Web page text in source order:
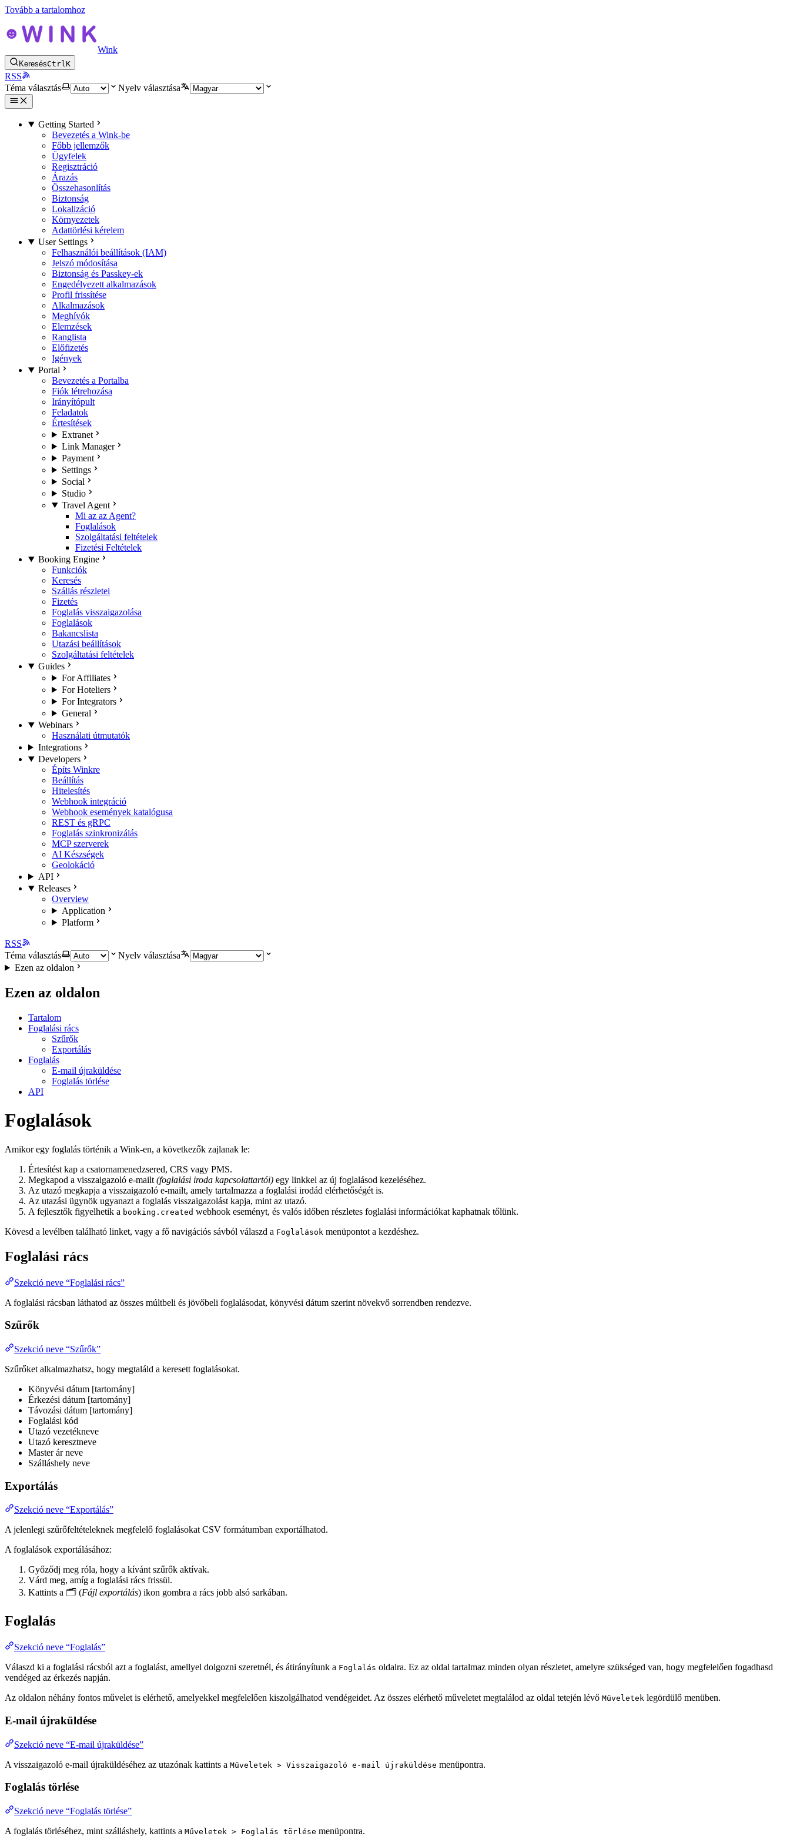
Tovább a tartalomhoz
Wink
KeresésCtrlK
RSS
Téma választás
Nyelv választása
Getting Started
Bevezetés a Wink-be
Főbb jellemzők
Ügyfelek
Regisztráció
Árazás
Összehasonlítás
Biztonság
Lokalizáció
Környezetek
Adattörlési kérelem
User Settings
Felhasználói beállítások (IAM)
Jelszó módosítása
Biztonság és Passkey-ek
Engedélyezett alkalmazások
Profil frissítése
Alkalmazások
Meghívók
Elemzések
Ranglista
Előfizetés
Igények
Portal
Bevezetés a Portalba
Fiók létrehozása
Irányítópult
Feladatok
Értesítések
Extranet
Link Manager
Payment
Settings
Social
Studio
Travel Agent
Mi az az Agent?
Foglalások
Szolgáltatási feltételek
Fizetési Feltételek
Booking Engine
Funkciók
Keresés
Szállás részletei
Fizetés
Foglalás visszaigazolása
Foglalások
Bakancslista
Utazási beállítások
Szolgáltatási feltételek
Guides
For Affiliates
For Hoteliers
For Integrators
General
Webinars
Használati útmutatók
Integrations
Developers
Építs Winkre
Beállítás
Hitelesítés
Webhook integráció
Webhook események katalógusa
REST és gRPC
Foglalás szinkronizálás
MCP szerverek
AI Készségek
Geolokáció
API
Releases
Overview
Application
Platform
RSS
Téma választás
Nyelv választása
Ezen az oldalon
Ezen az oldalon
Tartalom
Foglalási rács
Szűrők
Exportálás
Foglalás
E-mail újraküldése
Foglalás törlése
API
Foglalások
Amikor egy foglalás történik a Wink-en, a következők zajlanak le:
Értesítést kap a csatornamenedzsered, CRS vagy PMS.
Megkapod a visszaigazoló e-mailt (foglalási iroda kapcsolattartói) egy linkkel az új foglalásod kezeléséhez.
Az utazó megkapja a visszaigazoló e-mailt, amely tartalmazza a foglalási irodád elérhetőségét is.
Az utazási ügynök ugyanazt a foglalás visszaigazolást kapja, mint az utazó.
A fejlesztők figyelhetik a booking.created webhook eseményt, és valós időben részletes foglalási információkat kaphatnak tőlünk.
Kövesd a levélben található linket, vagy a fő navigációs sávból válaszd a Foglalások menüpontot a kezdéshez.
Foglalási rács
Szekció neve “Foglalási rács”
A foglalási rácsban láthatod az összes múltbeli és jövőbeli foglalásodat, könyvési dátum szerint növekvő sorrendben rendezve.
Szűrők
Szekció neve “Szűrők”
Szűrőket alkalmazhatsz, hogy megtaláld a keresett foglalásokat.
Könyvési dátum [tartomány]
Érkezési dátum [tartomány]
Távozási dátum [tartomány]
Foglalási kód
Utazó vezetékneve
Utazó keresztneve
Master ár neve
Szálláshely neve
Exportálás
Szekció neve “Exportálás”
A jelenlegi szűrőfeltételeknek megfelelő foglalásokat CSV formátumban exportálhatod.
A foglalások exportálásához:
Győződj meg róla, hogy a kívánt szűrők aktívak.
Várd meg, amíg a foglalási rács frissül.
Kattints a 🗂️ (Fájl exportálás) ikon gombra a rács jobb alsó sarkában.
Foglalás
Szekció neve “Foglalás”
Válaszd ki a foglalási rácsból azt a foglalást, amellyel dolgozni szeretnél, és átirányítunk a Foglalás oldalra. Ez az oldal tartalmaz minden olyan részletet, amelyre szükséged van, hogy megfelelően fogadhasd
vendéged az érkezés napján.
Az oldalon néhány fontos művelet is elérhető, amelyekkel megfelelően kiszolgálhatod vendégeidet. Az összes elérhető műveletet megtalálod az oldal tetején lévő Műveletek legördülő menüben.
E-mail újraküldése
Szekció neve “E-mail újraküldése”
A visszaigazoló e-mail újraküldéséhez az utazónak kattints a Műveletek > Visszaigazoló e-mail újraküldése menüpontra.
Foglalás törlése
Szekció neve “Foglalás törlése”
A foglalás törléséhez, mint szálláshely, kattints a Műveletek > Foglalás törlése menüpontra.